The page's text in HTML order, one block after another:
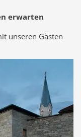
erwarten
unseren Gästen